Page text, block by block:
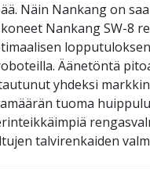
Näin Nankang on
Nankang SW-8
Äänetöntä
yhdeksi
tuoma
talvirenkaiden